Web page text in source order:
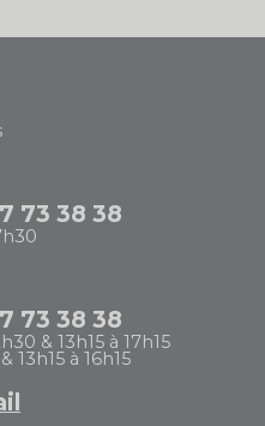
73 38 38
73 38 38
& 13h15 à 17h15
13h15 à 16h15